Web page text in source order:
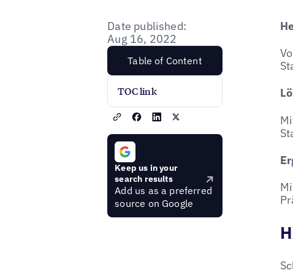
Date published:
Aug 16, 2022
Table of Content
TOC link
Keep us in your
search results
Add us as a preferred
source on Google